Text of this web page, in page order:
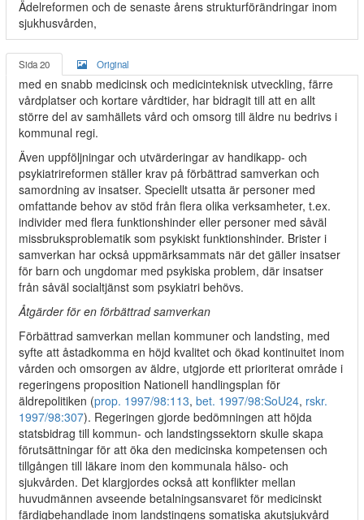
Ädelreformen och de senaste årens strukturförändringar inom
sjukhusvården,
Sida 20 Original
med en snabb medicinsk och medicinteknisk utveckling, färre
vårdplatser och kortare vårdtider, har bidragit till att en allt
större del av samhällets vård och omsorg till äldre nu bedrivs i
kommunal regi.
Även uppföljningar och utvärderingar av handikapp- och
psykiatrireformen ställer krav på förbättrad samverkan och
samordning av insatser. Speciellt utsatta är personer med
omfattande behov av stöd från flera olika verksamheter, t.ex.
individer med flera funktionshinder eller personer med såväl
missbruksproblematik som psykiskt funktionshinder. Brister i
samverkan har också uppmärksammats när det gäller insatser
för barn och ungdomar med psykiska problem, där insatser
från såväl socialtjänst som psykiatri behövs.
Åtgärder för en förbättrad samverkan
Förbättrad samverkan mellan kommuner och landsting, med
syfte att åstadkomma en höjd kvalitet och ökad kontinuitet inom
vården och omsorgen av äldre, utgjorde ett prioriterat område i
regeringens proposition Nationell handlingsplan för
äldrepolitiken (prop. 1997/98:113, bet. 1997/98:SoU24, rskr.
1997/98:307). Regeringen gjorde bedömningen att höjda
statsbidrag till kommun- och landstingssektorn skulle skapa
förutsättningar för att öka den medicinska kompetensen och
tillgången till läkare inom den kommunala hälso- och
sjukvården. Det klargjordes också att konflikter mellan
huvudmännen avseende betalningsansvaret för medicinskt
färdigbehandlade inom landstingens somatiska akutsjukvård